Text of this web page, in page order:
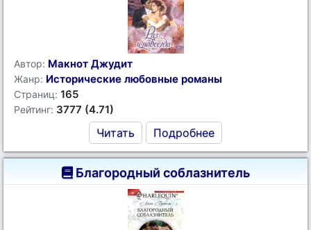
Автор: Макнот Джудит
Жанр: Исторические любовные романы
Страниц: 165
Рейтинг: 3777 (4.71)
Читать Подробнее
Благородный соблазнитель